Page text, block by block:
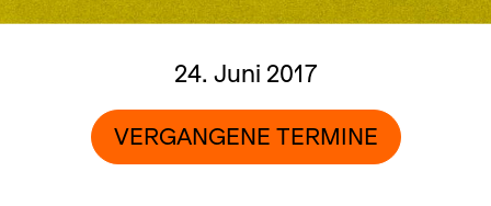
24. Juni 2017
VERGANGENE TERMINE